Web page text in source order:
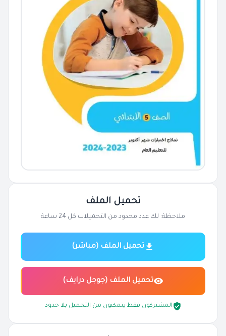
تحميل الملف
ملاحظة: لك عدد محدود من التحميلات كل 24 ساعة
تحميل الملف (مباشر)
تحميل الملف (جوجل درايف)
المشتركون فقط يتمكنون من التحميل بلا حدود